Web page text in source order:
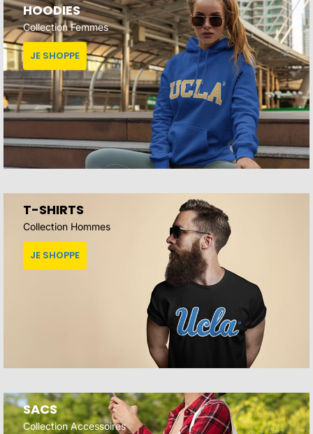
HOODIES
Collection Femmes
JE SHOPPE
T-SHIRTS
Collection Hommes
JE SHOPPE
SACS
Collection Accessoires